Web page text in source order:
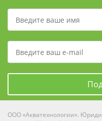
ООО «Акватехнологии».